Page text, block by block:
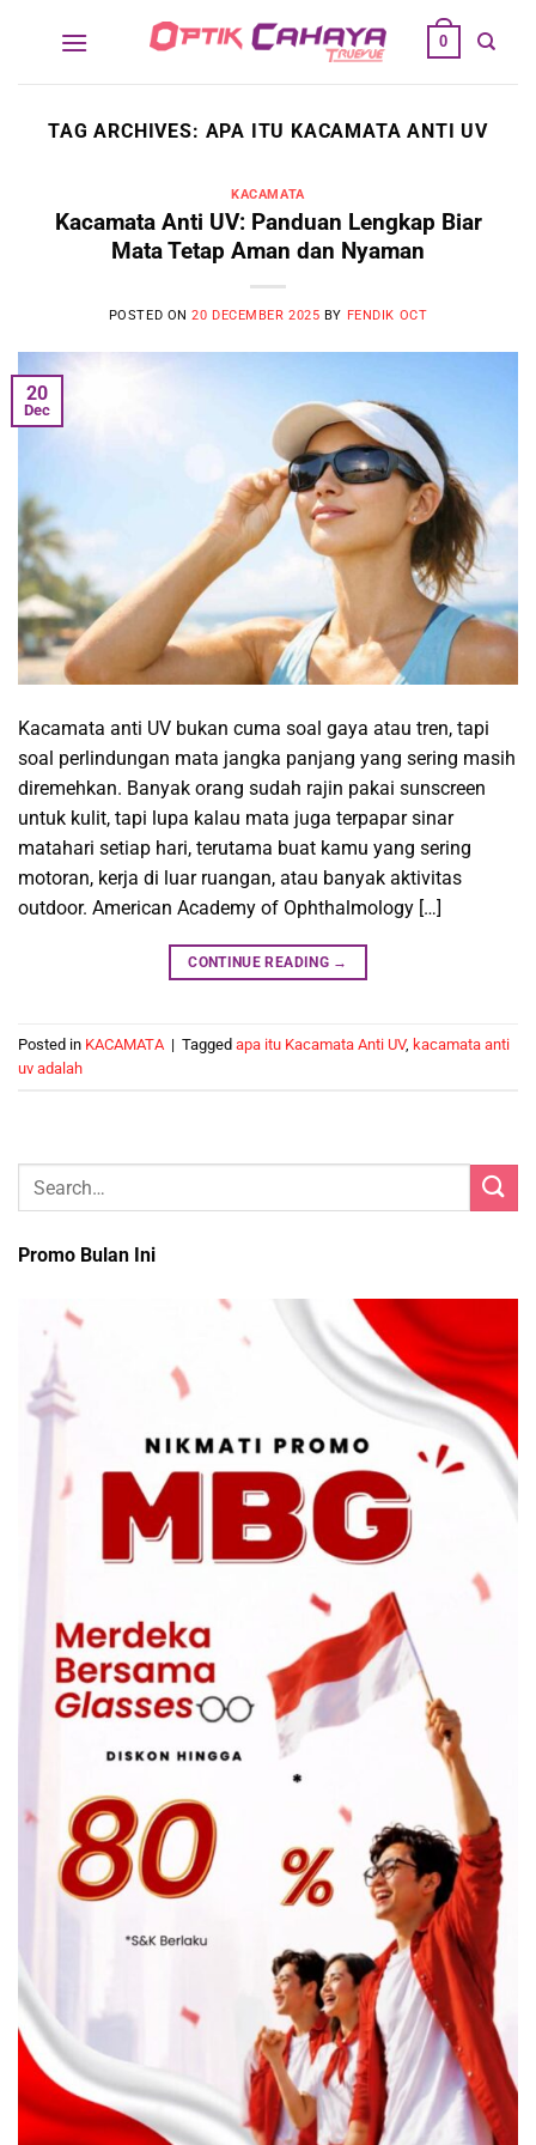
0
TAG ARCHIVES: APA ITU KACAMATA ANTI UV
KACAMATA
Kacamata Anti UV: Panduan Lengkap Biar
Mata Tetap Aman dan Nyaman
POSTED ON20 DECEMBER 2025 BY FENDIK OCT
20
Dec
Kacamata anti UV bukan cuma soal gaya atau tren, tapi
soal perlindungan mata jangka panjang yang sering masih
diremehkan. Banyak orang sudah rajin pakai sunscreen
untuk kulit, tapi lupa kalau mata juga terpapar sinar
matahari setiap hari, terutama buat kamu yang sering
motoran, kerja di luar ruangan, atau banyak aktivitas
outdoor. American Academy of Ophthalmology […]
CONTINUE READING →
Posted in KACAMATA | Tagged apa itu Kacamata Anti UV, kacamata anti
uv adalah
Promo Bulan Ini